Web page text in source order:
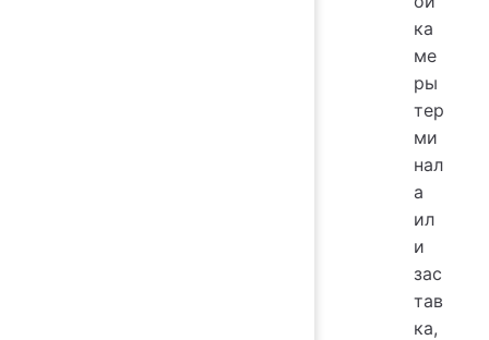
ка
ме
ры
тер
ми
нал
а
ил
и
зас
тав
ка,